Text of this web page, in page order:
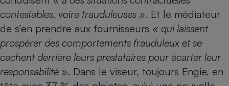
contestables, voire frauduleuses ». Et le médiateur
de s’en prendre aux fournisseurs « qui laissent
prospérer des comportements frauduleux et se
cachent derrière leurs prestataires pour écarter leur
responsabilité ». Dans le viseur, toujours Engie, en
Robot ménager